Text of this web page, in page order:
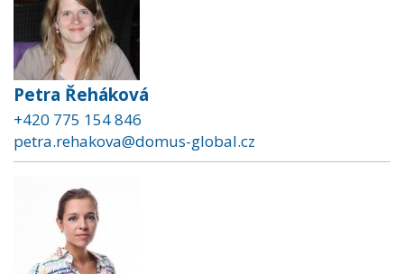
Petra Řeháková
+420 775 154 846
petra.rehakova@domus-global.cz